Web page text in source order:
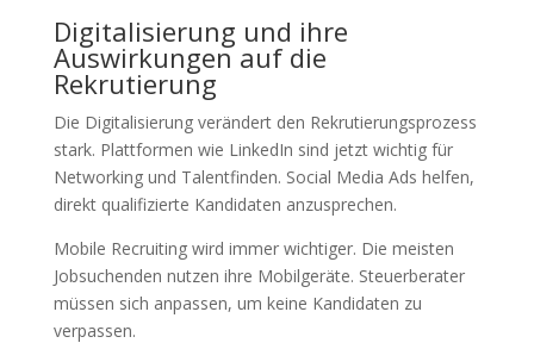
Digitalisierung und ihre
Auswirkungen auf die
Rekrutierung
Die Digitalisierung verändert den Rekrutierungsprozess
stark. Plattformen wie LinkedIn sind jetzt wichtig für
Networking und Talentfinden. Social Media Ads helfen,
direkt qualifizierte Kandidaten anzusprechen.
Mobile Recruiting wird immer wichtiger. Die meisten
Jobsuchenden nutzen ihre Mobilgeräte. Steuerberater
müssen sich anpassen, um keine Kandidaten zu
verpassen.